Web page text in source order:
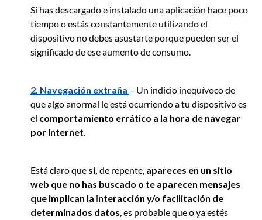
Si has descargado e instalado una aplicación hace poco
tiempo o estás constantemente utilizando el
dispositivo no debes asustarte porque pueden ser el
significado de ese aumento de consumo.
2. Navegación extraña – Un indicio inequívoco de
que algo anormal le está ocurriendo a tu dispositivo es
el comportamiento errático a la hora de navegar
por Internet.
Está claro que si, de repente, apareces en un sitio
web que no has buscado o te aparecen mensajes
que implican la interacción y/o facilitación de
determinados datos, es probable que o ya estés